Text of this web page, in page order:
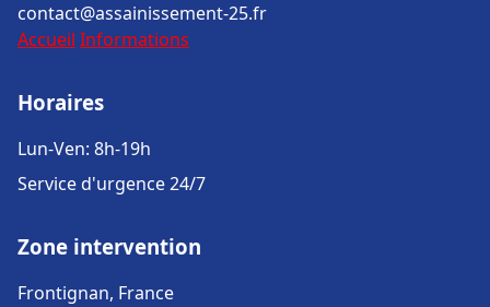
contact@assainissement-25.fr
Accueil Informations
Horaires
Lun-Ven: 8h-19h
Service d'urgence 24/7
Zone intervention
Frontignan, France